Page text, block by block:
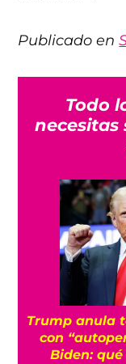
Publicado en
Todo
necesitas
Trump anula
con
Biden: